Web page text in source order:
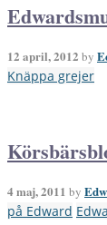
12 april, 2012 by
Knäppa grejer
4 maj, 2011 by
på Edward